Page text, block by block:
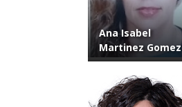
Ana Isabel
Martinez Gomez